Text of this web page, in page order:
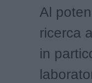
Al
ricerca
in